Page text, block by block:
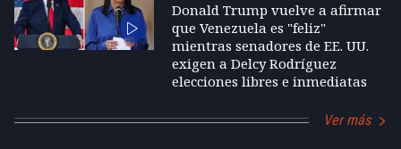
Donald Trump vuelve a afirmar
que Venezuela es "feliz"
mientras senadores de EE. UU.
exigen a Delcy Rodríguez
elecciones libres e inmediatas
Ver más